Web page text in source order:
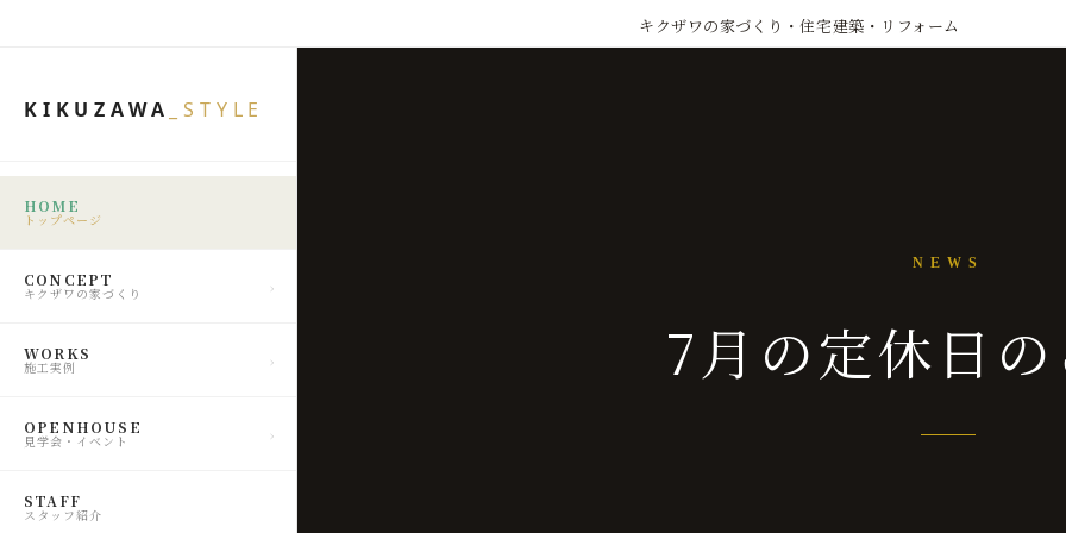
KIKUZAWA _STYLE
HOME
トップページ
CONCEPT
キクザワの家づくり
WORKS
施工実例
OPENHOUSE
見学会・イベント
STAFF
スタッフ紹介
キクザワの家づくり・住宅建築・リフォーム
NEWS
7月の定休日